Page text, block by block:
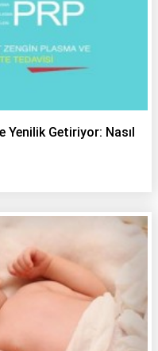
Yenilik Getiriyor: Nasıl